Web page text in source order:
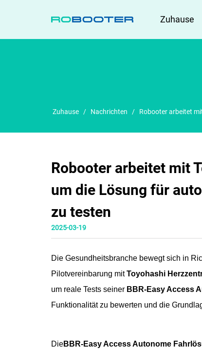
ZUHAUSE
Zuhause
Zuhause / Nachrichten / Robooter arbeitet
Robooter arbeitet mit
um die Lösung für
zu testen
2025-03-19
Die Gesundheitsbranche bewegt sich in
Pilotvereinbarung mitToyohashi
um reale Tests seiner BBR-Easy Access
Funktionalität zu bewerten und die
DieBBR-Easy Access Autonome